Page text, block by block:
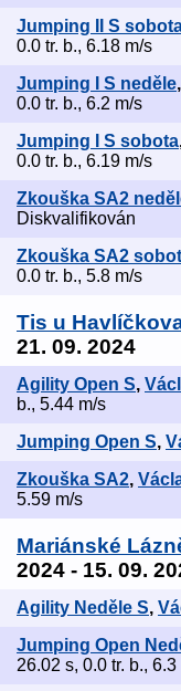
Jumping II S
0.0 tr. b., 6.18 m/s
Jumping I S neděle,
0.0 tr. b., 6.2 m/s
Jumping I S sobota
0.0 tr. b., 6.19 m/s
Zkouška SA2
Diskvalifikován
Zkouška SA2
0.0 tr. b., 5.8 m/s
Tis u
21. 09. 2024
Agility Open S,
b., 5.44 m/s
Jumping Open S,
Zkouška SA2,
5.59 m/s
Mariánské
2024 - 15. 09.
Agility Neděle S,
Jumping Open
26.02 s, 0.0 tr. b., 6.3